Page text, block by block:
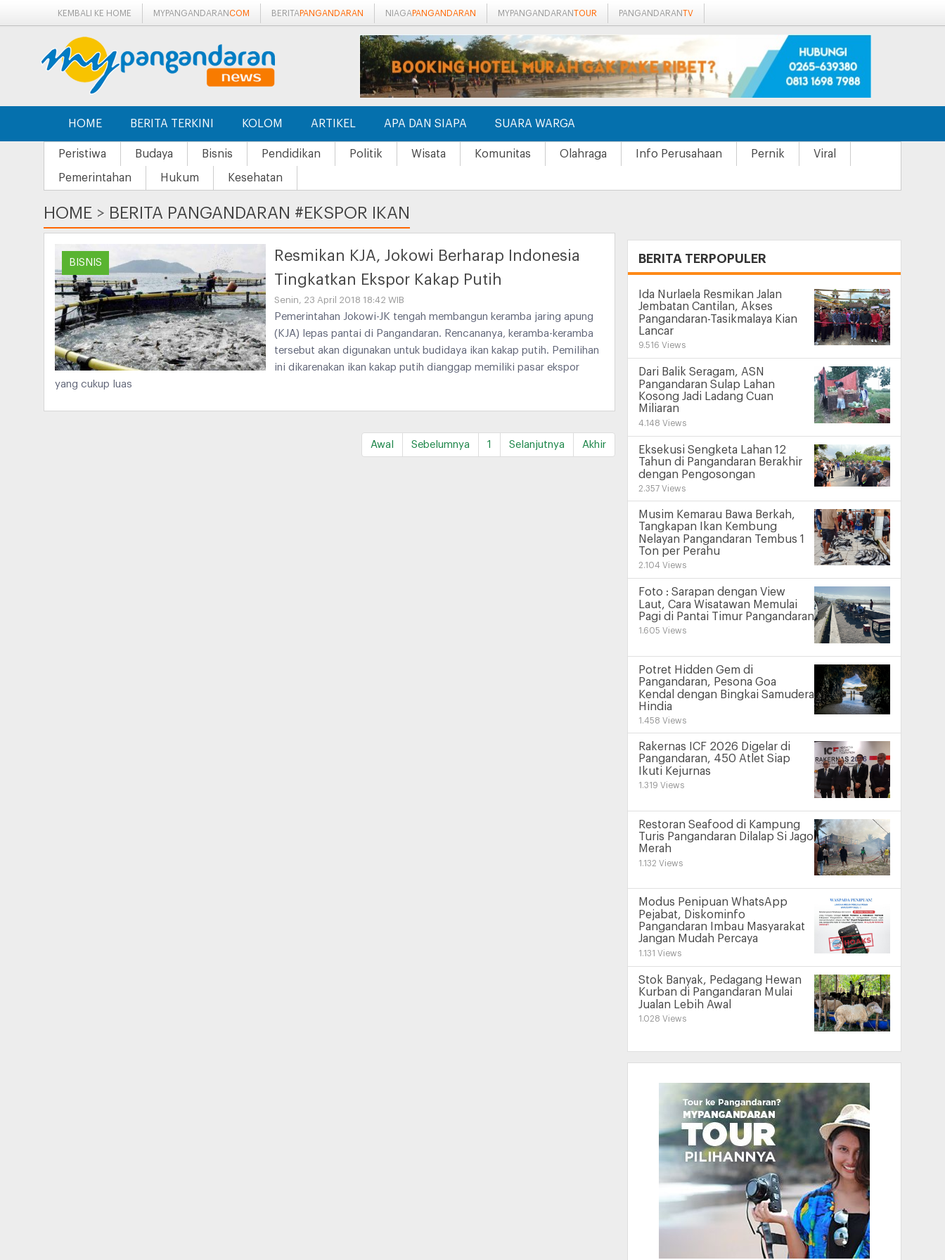
KEMBALI KE HOME MYPANGANDARANCOM BERITA PANGANDARAN NIAGA PANGANDARAN MYPANGANDARANTOUR PANGANDARANTV
HOME BERITA TERKINI KOLOM ARTIKEL APA DAN SIAPA SUARA WARGA
Peristiwa Budaya Bisnis Pendidikan Politik Wisata Komunitas Olahraga Info Perusahaan Pernik Viral
Pemerintahan Hukum Kesehatan
HOME > BERITA PANGANDARAN #EKSPOR IKAN
BISNIS
Resmikan KJA, Jokowi Berharap Indonesia
Tingkatkan Ekspor Kakap Putih
Senin, 23 April 2018 18:42 WIB
Pemerintahan Jokowi-JK tengah membangun keramba jaring apung
(KJA) lepas pantai di Pangandaran. Rencananya, keramba-keramba
tersebut akan digunakan untuk budidaya ikan kakap putih. Pemilihan
ini dikarenakan ikan kakap putih dianggap memiliki pasar ekspor
yang cukup luas
Awal Sebelumnya 1 Selanjutnya Akhir
BERITA TERPOPULER
Ida Nurlaela Resmikan Jalan
Jembatan Cantilan, Akses
Pangandaran-Tasikmalaya Kian
Lancar
9.516 Views
Dari Balik Seragam, ASN
Pangandaran Sulap Lahan
Kosong Jadi Ladang Cuan
Miliaran
4.148 Views
Eksekusi Sengketa Lahan 12
Tahun di Pangandaran Berakhir
dengan Pengosongan
2.357 Views
Musim Kemarau Bawa Berkah,
Tangkapan Ikan Kembung
Nelayan Pangandaran Tembus 1
Ton per Perahu
2.104 Views
Foto : Sarapan dengan View
Laut, Cara Wisatawan Memulai
Pagi di Pantai Timur Pangandaran
1.605 Views
Potret Hidden Gem di
Pangandaran, Pesona Goa
Kendal dengan Bingkai Samudera
Hindia
1.458 Views
Rakernas ICF 2026 Digelar di
Pangandaran, 450 Atlet Siap
Ikuti Kejurnas
1.319 Views
Restoran Seafood di Kampung
Turis Pangandaran Dilalap Si Jago
Merah
1.132 Views
Modus Penipuan WhatsApp
Pejabat, Diskominfo
Pangandaran Imbau Masyarakat
Jangan Mudah Percaya
1.131 Views
Stok Banyak, Pedagang Hewan
Kurban di Pangandaran Mulai
Jualan Lebih Awal
1.028 Views